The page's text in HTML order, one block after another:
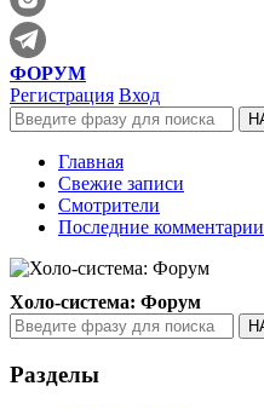
ФОРУМ
Регистрация Вход
Главная
Свежие записи
Смотрители
Последние комментарии
Холо-система: Форум
Разделы